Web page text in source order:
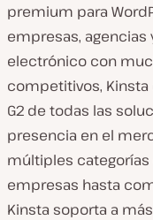
premium para
empresas,
electrónico con
competitivos,
G2 de todas las
presencia en el
múltiples
empresas hasta
Kinsta soporta a